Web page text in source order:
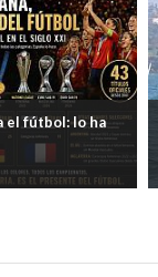
el fútbol: lo ha